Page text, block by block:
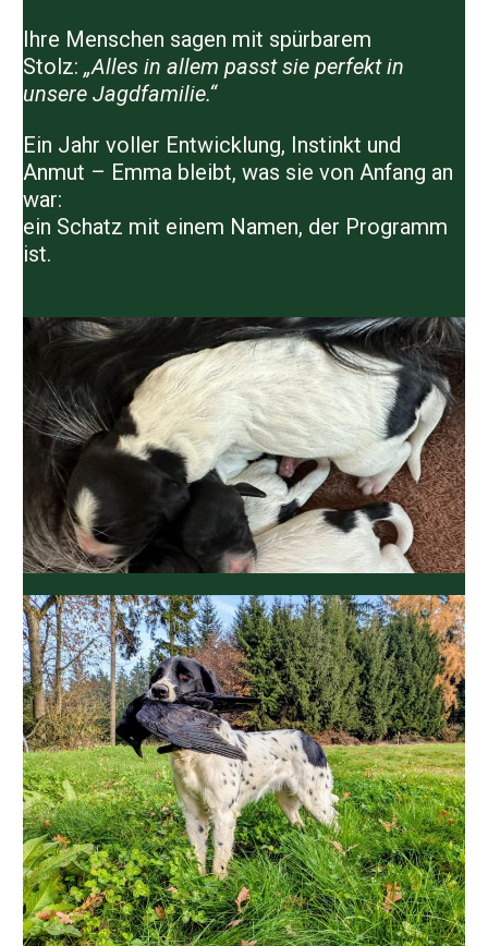
Ihre Menschen sagen mit spürbarem
Stolz: „Alles in allem passt sie perfekt in
unsere Jagdfamilie.“
Ein Jahr voller Entwicklung, Instinkt und
Anmut – Emma bleibt, was sie von Anfang an
war:
ein Schatz mit einem Namen, der Programm
ist.